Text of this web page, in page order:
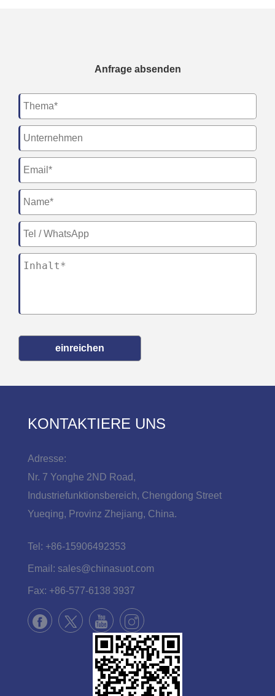
Anfrage absenden
einreichen
KONTAKTIERE UNS
Adresse:
Nr. 7 Yonghe 2ND Road,
Industriefunktionsbereich, Chengdong Street
Yueqing, Provinz Zhejiang, China.
Tel: +86-15906492353
Email: sales@chinasuot.com
Fax: +86-577-6138 3937